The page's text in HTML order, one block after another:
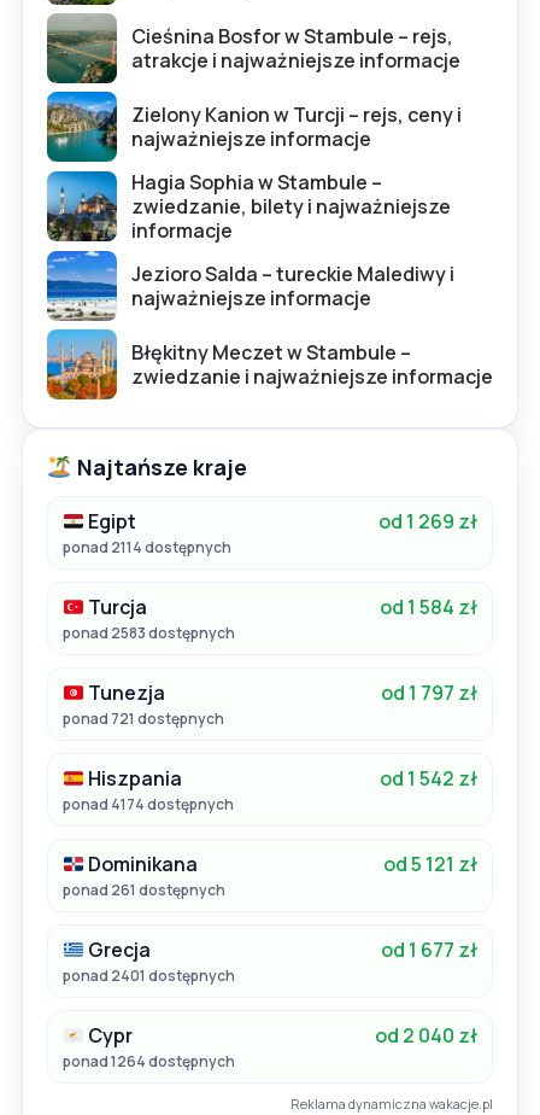
Cieśnina Bosfor w Stambule – rejs,
atrakcje i najważniejsze informacje
Zielony Kanion w Turcji – rejs, ceny i
najważniejsze informacje
Hagia Sophia w Stambule –
zwiedzanie, bilety i najważniejsze
informacje
Jezioro Salda – tureckie Malediwy i
najważniejsze informacje
Błękitny Meczet w Stambule –
zwiedzanie i najważniejsze informacje
Najtańsze kraje
Egipt od 1 269 zł
ponad 2114 dostępnych
Turcja od 1 584 zł
ponad 2583 dostępnych
Tunezja od 1 797 zł
ponad 721 dostępnych
Hiszpania od 1 542 zł
ponad 4174 dostępnych
Dominikana od 5 121 zł
ponad 261 dostępnych
Grecja od 1 677 zł
ponad 2401 dostępnych
Cypr od 2 040 zł
ponad 1264 dostępnych
Reklama dynamiczna wakacje.pl